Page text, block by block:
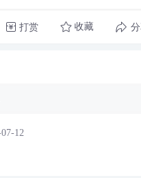
打赏 收藏
12